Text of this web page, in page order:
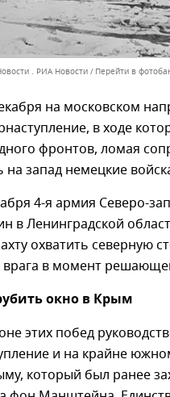
. РИА Новости Перейти в
на московском
в ходе
фронтов, ломая
на запад немецкие
4-я армия Северо-
в Ленинградской
охватить северную
врага в момент
окно в Крым
этих побед
и на крайне
который был ранее